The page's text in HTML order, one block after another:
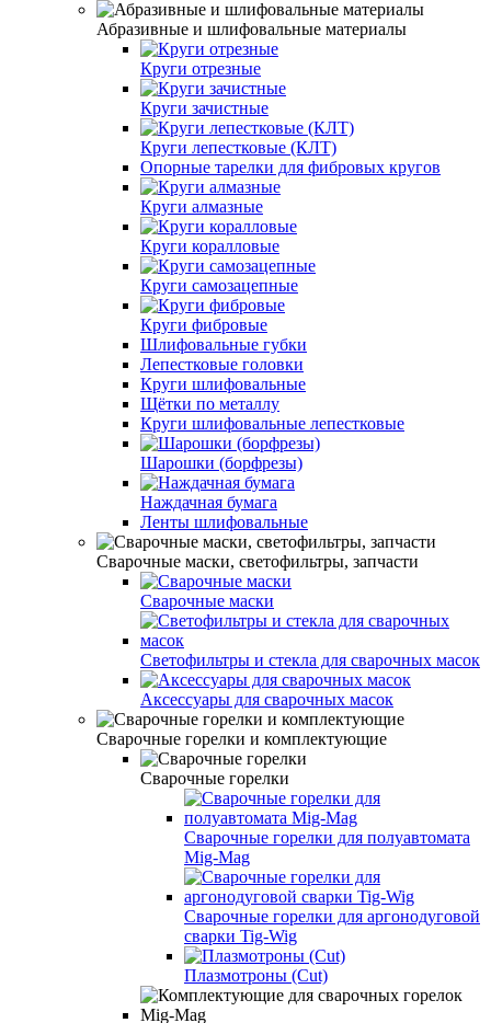
Абразивные и шлифовальные материалы
Круги отрезные
Круги зачистные
Круги лепестковые (КЛТ)
Опорные тарелки для фибровых кругов
Круги алмазные
Круги коралловые
Круги самозацепные
Круги фибровые
Шлифовальные губки
Лепестковые головки
Круги шлифовальные
Щётки по металлу
Круги шлифовальные лепестковые
Шарошки (борфрезы)
Наждачная бумага
Ленты шлифовальные
Сварочные маски, светофильтры, запчасти
Сварочные маски
Светофильтры и стекла для сварочных масок
Аксессуары для сварочных масок
Сварочные горелки и комплектующие
Сварочные горелки
Сварочные горелки для полуавтомата
Mig-Mag
Сварочные горелки для аргонодуговой
сварки Tig-Wig
Плазмотроны (Сut)